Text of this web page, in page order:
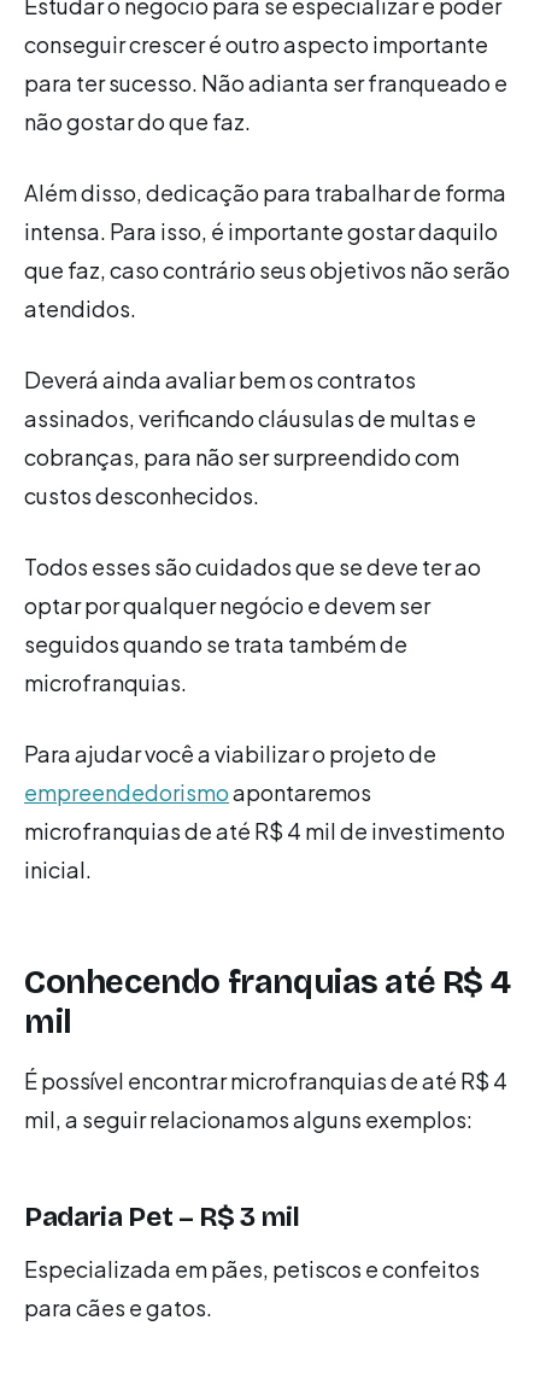
Estudar o negócio para se especializar e poder
conseguir crescer é outro aspecto importante
para ter sucesso. Não adianta ser franqueado e
não gostar do que faz.
Além disso, dedicação para trabalhar de forma
intensa. Para isso, é importante gostar daquilo
que faz, caso contrário seus objetivos não serão
atendidos.
Deverá ainda avaliar bem os contratos
assinados, verificando cláusulas de multas e
cobranças, para não ser surpreendido com
custos desconhecidos.
Todos esses são cuidados que se deve ter ao
optar por qualquer negócio e devem ser
seguidos quando se trata também de
microfranquias.
Para ajudar você a viabilizar o projeto de
empreendedorismoapontaremos
microfranquias de até R$ 4 mil de investimento
inicial.
Conhecendo franquias até R$ 4
mil
É possível encontrar microfranquias de até R$ 4
mil, a seguir relacionamos alguns exemplos:
Padaria Pet – R$ 3 mil
Especializada em pães, petiscos e confeitos
para cães e gatos.